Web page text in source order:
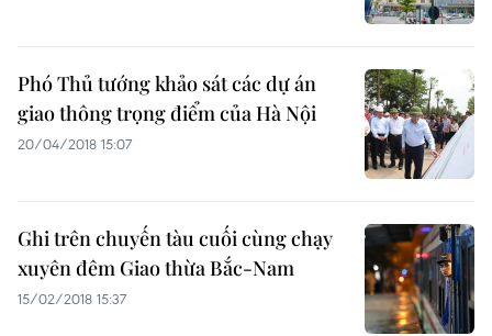
Phó Thủ tướng khảo sát các dự án
giao thông trọng điểm của Hà Nội
20/04/2018 15:07
Ghi trên chuyến tàu cuối cùng chạy
xuyên đêm Giao thừa Bắc-Nam
15/02/2018 15:37